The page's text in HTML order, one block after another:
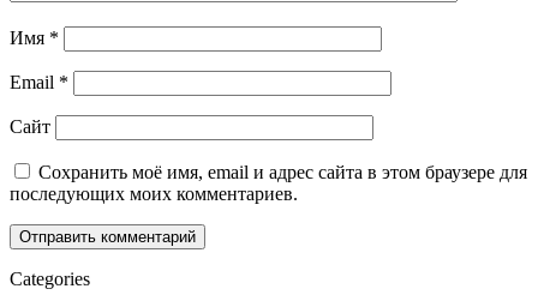
Имя *
Email *
Сайт
Сохранить моё имя, email и адрес сайта в этом браузере для
последующих моих комментариев.
Categories